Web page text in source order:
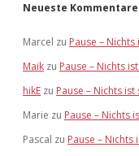
Neueste Kommentare
Marcel zu Pause –
Maik zu Pause – Nichts
hikE zu Pause – Nichts
Marie zu Pause – Nichts
Pascal zu Pause –